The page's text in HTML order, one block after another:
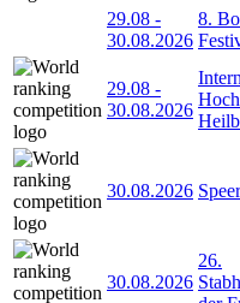
29.08 -
30.08.2026
8.
29.08 -
30.08.2026
30.08.2026
30.08.2026
26.